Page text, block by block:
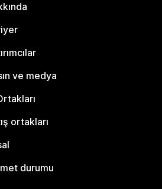
ve medya
ortakları
durumu